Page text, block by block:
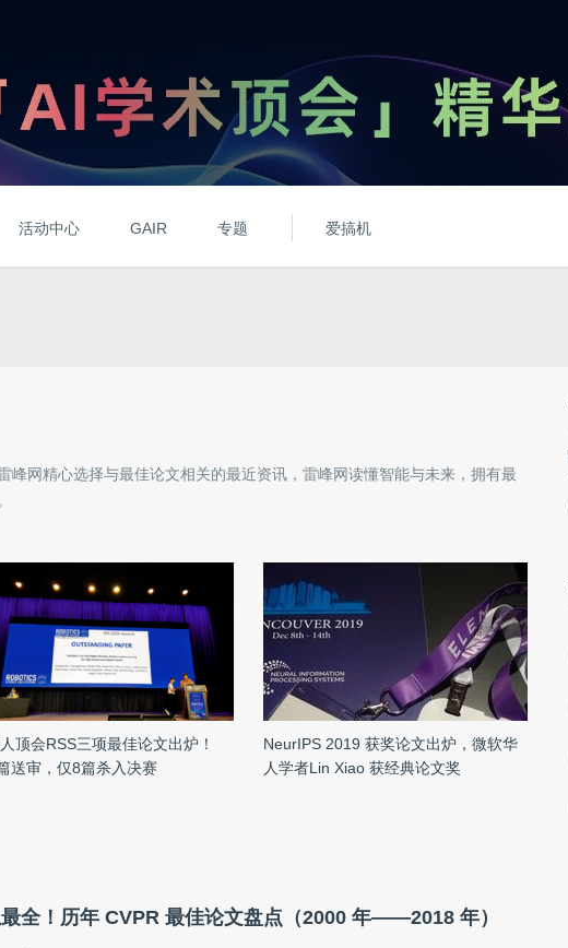
活动中心 GAIR 专题 爱搞机
峰网精心选择与最佳论文相关的最近资讯，雷峰网读懂智能与未来，拥有最
顶会RSS三项最佳论文出炉！
送审，仅8篇杀入决赛
NeurIPS 2019 获奖论文出炉，微软华
人学者Lin Xiao 获经典论文奖
全！历年 CVPR 最佳论文盘点（2000 年——2018 年）